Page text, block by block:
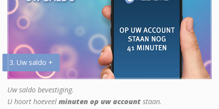
3. Uw saldo +
Uw saldo bevestiging.
U hoort hoeveel minuten op uw account staan.